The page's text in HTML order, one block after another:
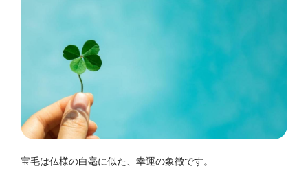
宝毛は仏様の白毫に似た、幸運の象徴です。